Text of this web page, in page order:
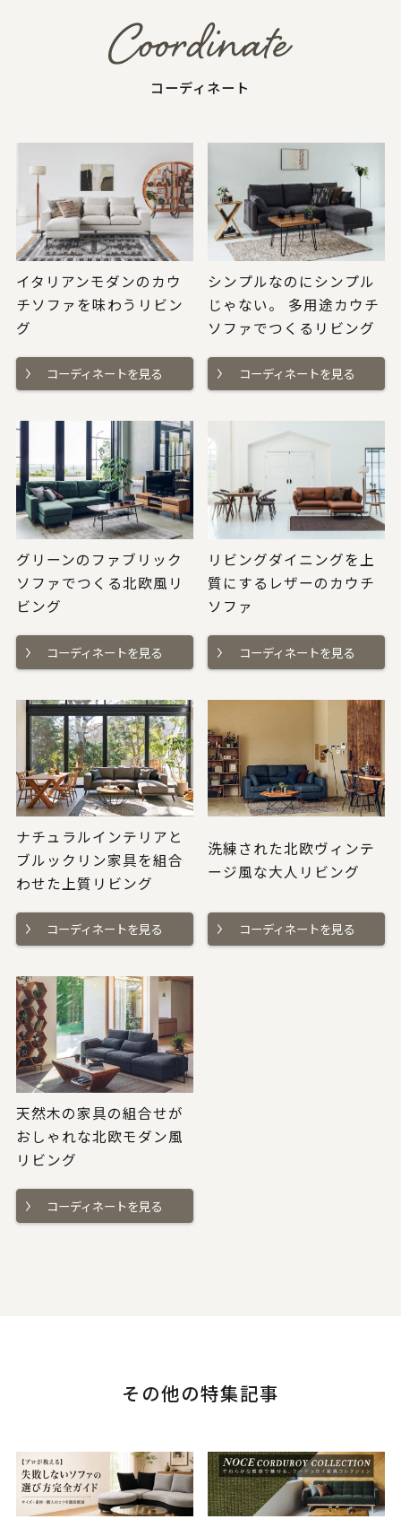
コーディネート
イタリアンモダンのカウ
チソファを味わうリビン
グ
コーディネートを見る
シンプルなのにシンプル
じゃない。 多用途カウチ
ソファでつくるリビング
コーディネートを見る
グリーンのファブリック
ソファでつくる北欧風リ
ビング
コーディネートを見る
リビングダイニングを上
質にするレザーのカウチ
ソファ
コーディネートを見る
ナチュラルインテリアと
ブルックリン家具を組合
わせた上質リビング
コーディネートを見る
洗練された北欧ヴィンテ
ージ風な大人リビング
コーディネートを見る
天然木の家具の組合せが
おしゃれな北欧モダン風
リビング
コーディネートを見る
その他の特集記事